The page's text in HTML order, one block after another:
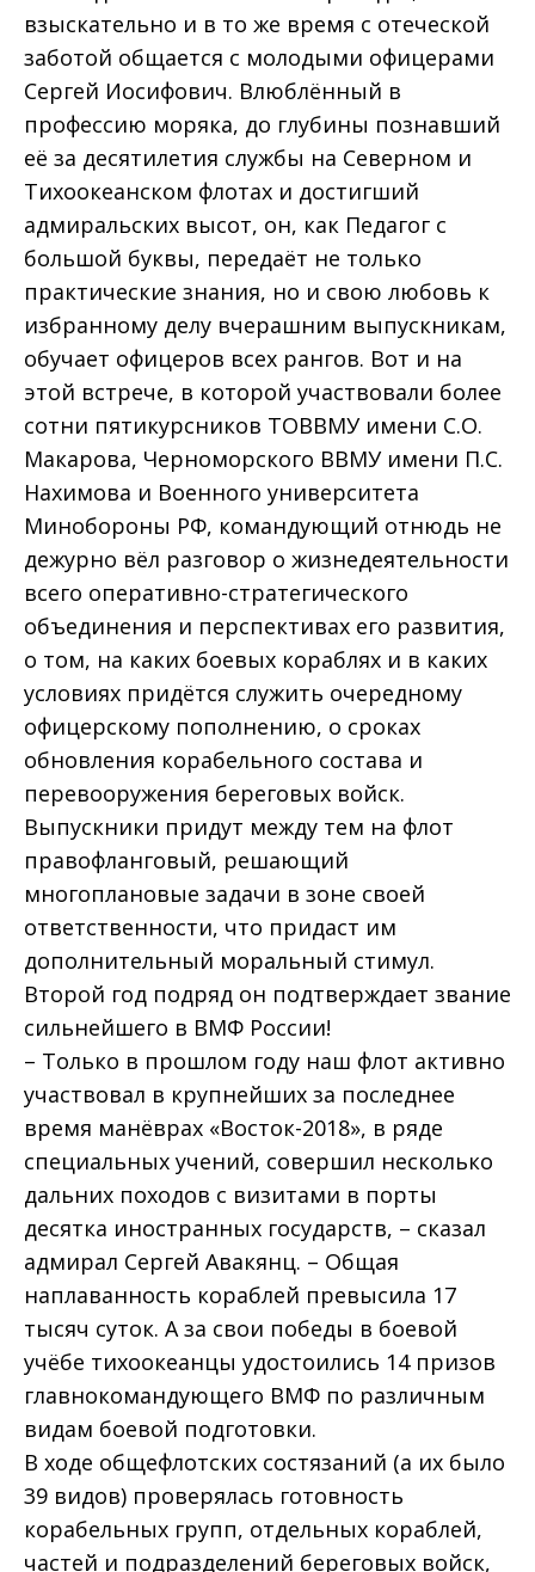
взыскательно и в то же время с отеческой
заботой общается с молодыми офицерами
Сергей Иосифович. Влюблённый в
профессию моряка, до глубины познавший
её за десятилетия службы на Северном и
Тихоокеанском флотах и достигший
адмиральских высот, он, как Педагог с
большой буквы, передаёт не только
практические знания, но и свою любовь к
избранному делу вчерашним выпускникам,
обучает офицеров всех рангов. Вот и на
этой встрече, в которой участвовали более
сотни пятикурсников ТОВВМУ имени С.О.
Макарова, Черноморского ВВМУ имени П.С.
Нахимова и Военного университета
Минобороны РФ, командующий отнюдь не
дежурно вёл разговор о жизнедеятельности
всего оперативно-стратегического
объединения и перспективах его развития,
о том, на каких боевых кораблях и в каких
условиях придётся служить очередному
офицерскому пополнению, о сроках
обновления корабельного состава и
перевооружения береговых войск.
Выпускники придут между тем на флот
правофланговый, решающий
многоплановые задачи в зоне своей
ответственности, что придаст им
дополнительный моральный стимул.
Второй год подряд он подтверждает звание
сильнейшего в ВМФ России!
– Только в прошлом году наш флот активно
участвовал в крупнейших за последнее
время манёврах «Восток-2018», в ряде
специальных учений, совершил несколько
дальних походов с визитами в порты
десятка иностранных государств, – сказал
адмирал Сергей Авакянц. – Общая
наплаванность кораблей превысила 17
тысяч суток. А за свои победы в боевой
учёбе тихоокеанцы удостоились 14 призов
главнокомандующего ВМФ по различным
видам боевой подготовки.
В ходе общефлотских состязаний (а их было
39 видов) проверялась готовность
корабельных групп, отдельных кораблей,
частей и подразделений береговых войск,